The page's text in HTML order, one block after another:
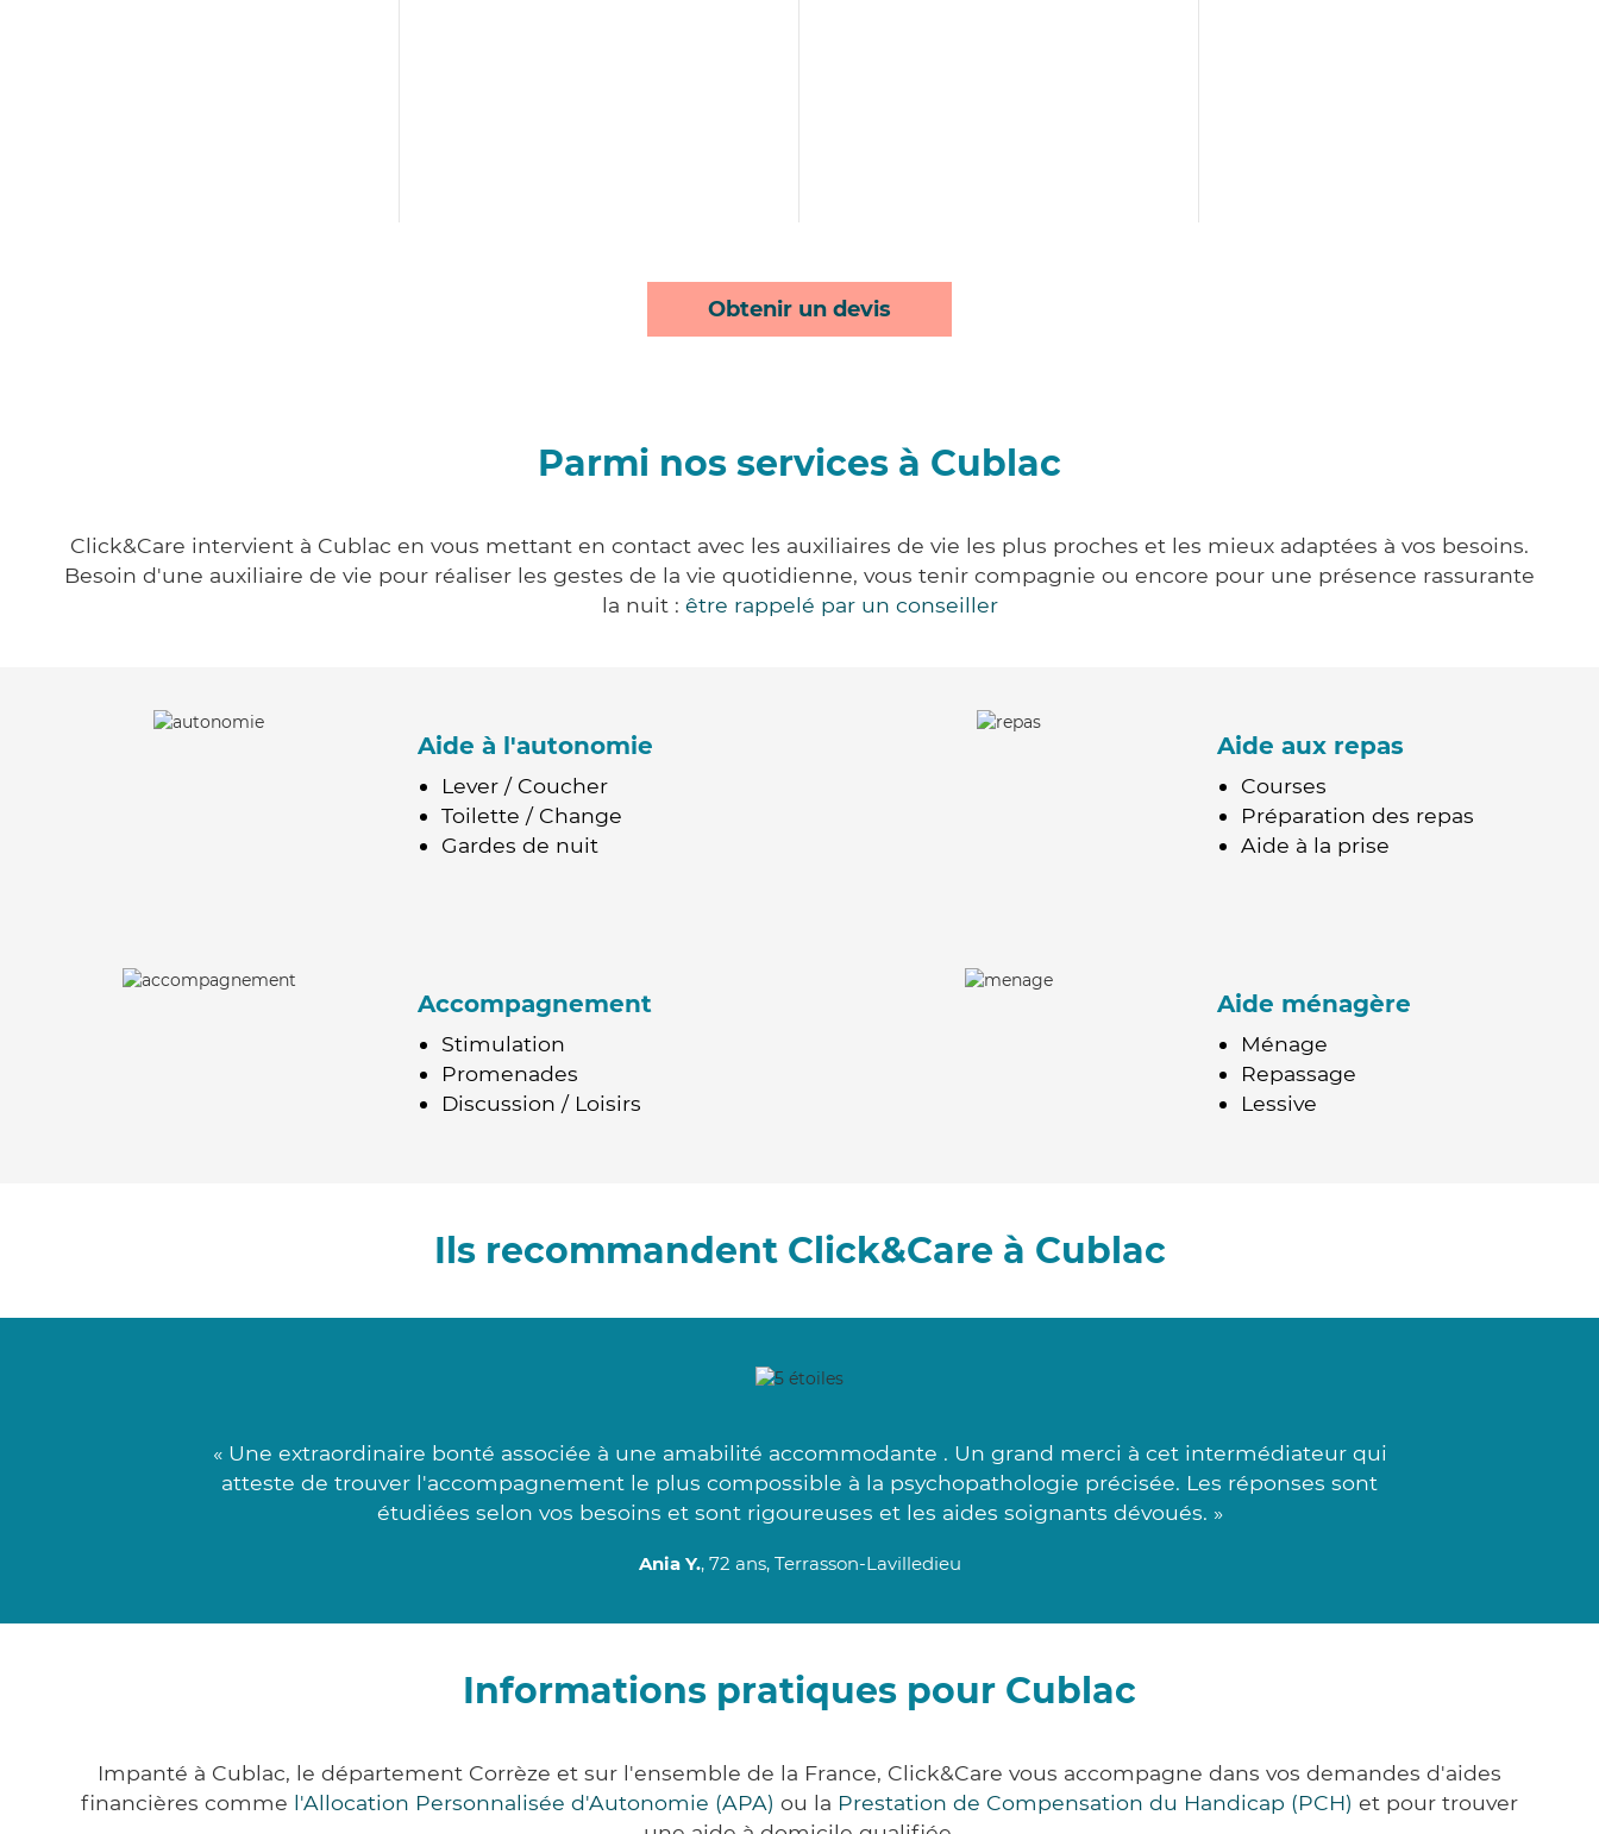
Obtenir un devis
Parmi nos services à Cublac
Click&Care intervient à Cublac en vous mettant en contact avec les auxiliaires de vie les plus proches et les mieux adaptées à vos besoins.
Besoin d'une auxiliaire de vie pour réaliser les gestes de la vie quotidienne, vous tenir compagnie ou encore pour une présence rassurante
la nuit : être rappelé par un conseiller
Aide à l'autonomie
Lever / Coucher
Toilette / Change
Gardes de nuit
Aide aux repas
Courses
Préparation des repas
Aide à la prise
Accompagnement
Stimulation
Promenades
Discussion / Loisirs
Aide ménagère
Ménage
Repassage
Lessive
Ils recommandent Click&Care à Cublac
« Une extraordinaire bonté associée à une amabilité accommodante . Un grand merci à cet intermédiateur qui
atteste de trouver l'accompagnement le plus compossible à la psychopathologie précisée. Les réponses sont
étudiées selon vos besoins et sont rigoureuses et les aides soignants dévoués. »
Ania Y., 72 ans, Terrasson-Lavilledieu
Informations pratiques pour Cublac
Impanté à Cublac, le département Corrèze et sur l'ensemble de la France, Click&Care vous accompagne dans vos demandes d'aides
financières comme l'Allocation Personnalisée d'Autonomie (APA) ou la Prestation de Compensation du Handicap (PCH) et pour trouver